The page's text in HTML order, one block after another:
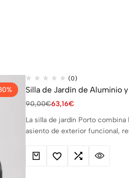
(0)
Silla de Jardín de Aluminio
90,00€63,16€
La silla de jardín Porto
asiento de exterior funcional,